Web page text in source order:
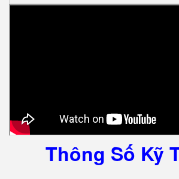
Thông Số Kỹ